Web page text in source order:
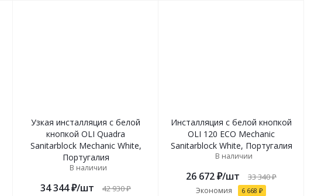
Узкая инсталляция с белой
кнопкой OLI Quadra
Sanitarblock Mechanic White,
Португалия
В наличии
34 344₽/шт 42 930₽
Инсталляция с белой кнопкой
OLI 120 ECO Mechanic
Sanitarblock White, Португалия
В наличии
26 672₽/шт 33 340₽
Экономия 6 668 ₽